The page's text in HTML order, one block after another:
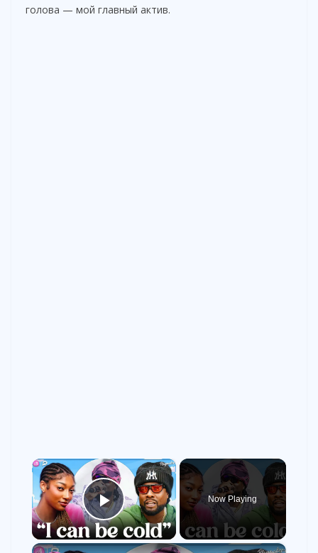
голова — мой главный актив.
×
Play Video
Now Playing
×